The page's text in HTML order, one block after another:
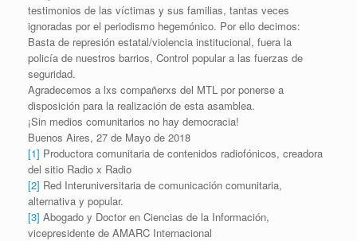
testimonios de las víctimas y sus familias, tantas veces
ignoradas por el periodismo hegemónico. Por ello decimos:
Basta de represión estatal/violencia institucional, fuera la
policía de nuestros barrios, Control popular a las fuerzas de
seguridad.
Agradecemos a lxs compañerxs del MTL por ponerse a
disposición para la realización de esta asamblea.
¡Sin medios comunitarios no hay democracia!
Buenos Aires, 27 de Mayo de 2018
[1] Productora comunitaria de contenidos radiofónicos, creadora
del sitio Radio x Radio
[2] Red Interuniversitaria de comunicación comunitaria,
alternativa y popular.
[3] Abogado y Doctor en Ciencias de la Información,
vicepresidente de AMARC Internacional